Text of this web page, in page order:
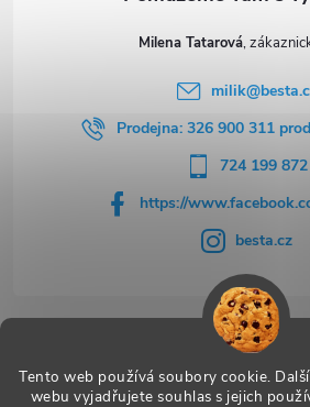
Tento web používá soubory cookie.
webu vyjadřujete souhlas s jejich
Milena Tatarová
milik@
Prodejna: 326 900 311
724 199 872
https://
besta.cz
Užitečné odkazy